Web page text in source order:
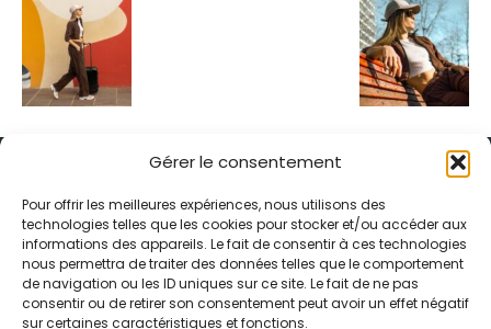
Gérer le consentement
Pour offrir les meilleures expériences, nous utilisons des
technologies telles que les cookies pour stocker et/ou accéder aux
informations des appareils. Le fait de consentir à ces technologies
nous permettra de traiter des données telles que le comportement
de navigation ou les ID uniques sur ce site. Le fait de ne pas
consentir ou de retirer son consentement peut avoir un effet négatif
sur certaines caractéristiques et fonctions.
Alternative Média est une agence de relations presse et de
relations publiques basée à Grenoble. Depuis 1995, elle conçoit et
pilote des stratégies de visibilité en France et à l’international
grâce à un réseau d’agences partenaires.